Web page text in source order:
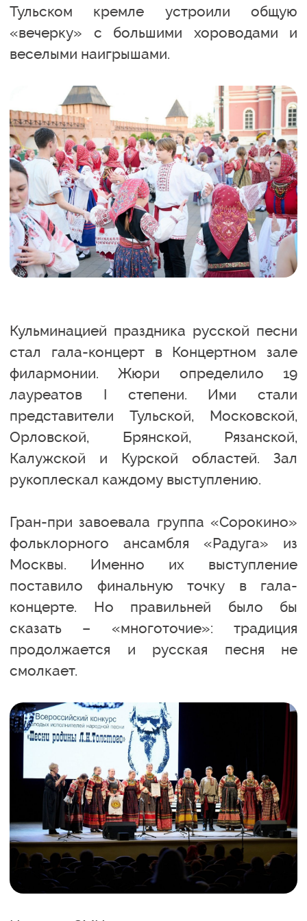
Тульском кремле устроили общую
«вечерку» с большими хороводами и
веселыми наигрышами.
Кульминацией праздника русской песни
стал гала-концерт в Концертном зале
филармонии. Жюри определило 19
лауреатов I степени. Ими стали
представители Тульской, Московской,
Орловской, Брянской, Рязанской,
Калужской и Курской областей. Зал
рукоплескал каждому выступлению.
Гран-при завоевала группа «Сорокино»
фольклорного ансамбля «Радуга» из
Москвы. Именно их выступление
поставило финальную точку в гала-
концерте. Но правильней было бы
сказать – «многоточие»: традиция
продолжается и русская песня не
смолкает.